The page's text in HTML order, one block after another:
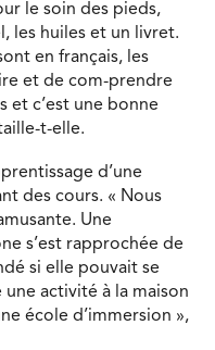
le soin des pieds,
les huiles et un livret.
en français, les
et de com-prendre
et c’est une bonne
t-elle.
d’une
des cours. « Nous
Une
s’est rapprochée de
si elle pouvait se
activité à la maison
école d’immersion »,